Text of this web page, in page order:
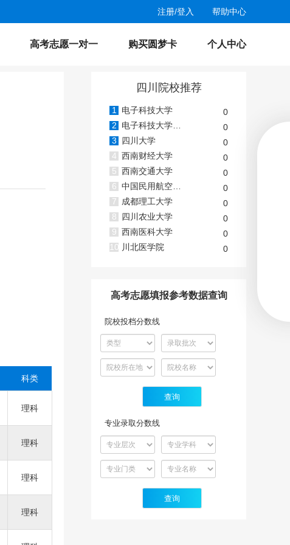
注册/登入 帮助中心
个人中心
购买圆梦卡
高考志愿一对一
科类
理科
理科
理科
理科
四川院校推荐
1 电子科技大学
0
2
电子科技大学(沙河校区)
0
3
四川大学
0
4 西南财经大学
0
5 西南交通大学
0
6 中国民用航空飞行学院
0
7
成都理工大学
0
8
四川农业大学
0
9 西南医科大学
0
10 川北医学院 0
高考志愿填报参考数据查询
院校投档分数线
专业录取分数线